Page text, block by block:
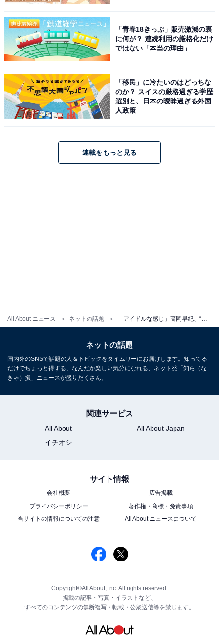
All About ニュース ネットの話題 「アイドルな感じ」高岡早紀、“ぶりっ子”ポーズ披露に「乙女チックで可愛い」「ずーっとタイプ」の声
「青春18きっぷ」販売激減の裏
に何が？ 連続利用の厳格化だけ
ではない「本当の理由」
「移民」に冷たいのはどっちな
のか？ スイスの厳格過ぎる学歴
選別と、日本の曖昧過ぎる外国
人政策
連載をもっと見る
ネットの話題
国内外のSNSで話題の人＆トピックをタイムリーにお届けします。知ってる
だけでちょっと得する、なんだか楽しい気分になれる、ネット発「知ら（な
きゃ）損」ニュースが盛りだくさん。
関連サービス
All About
All About Japan
イチオシ
サイト情報
会社概要
広告掲載
プライバシーポリシー
著作権・商標・免責事項
当サイトの情報についての注意
All About ニュースについて
Copyright©All About, Inc. All rights reserved.
掲載の記事・写真・イラストなど、
すべてのコンテンツの無断複写・転載・公衆送信等を禁じます。